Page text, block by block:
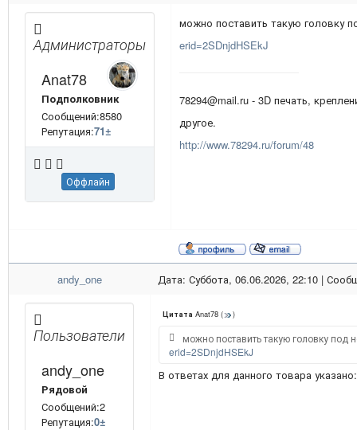
Администраторы
Anat78
Подполковник
Сообщений:8580
Репутация:71±
Оффлайн
можно поставить такую головку
erid=2SDnjdHSEkJ
78294@mail.ru - 3D печать,
другое.
http://www.78294.ru/forum/48
andy_one Дата: Суббота, 06.06.2026, 22:10 |
Пользователи
andy_one
Рядовой
Сообщений:2
Репутация:0±
Цитата Anat78 ( )
можно поставить такую головку под
erid=2SDnjdHSEkJ
В ответах для данного товара